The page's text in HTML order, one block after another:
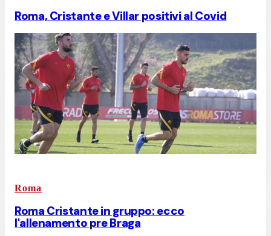
Roma, Cristante e Villar positivi al Covid
Roma
Roma Cristante in gruppo: ecco
l'allenamento pre Braga